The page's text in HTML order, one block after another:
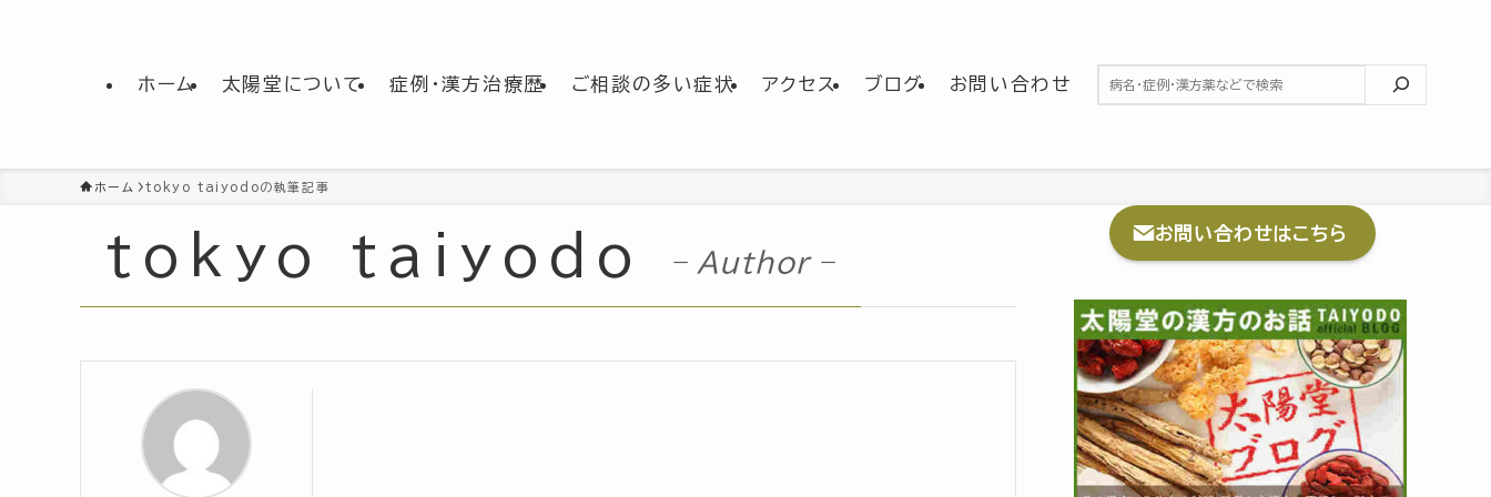
ホーム 太陽堂について 症例・漢方治療歴 ご相談の多い症状 アクセス ブログ お問い合わせ 検索
ホーム tokyo taiyodoの執筆記事
tokyo taiyodo – Author –
お問い合わせはこちら